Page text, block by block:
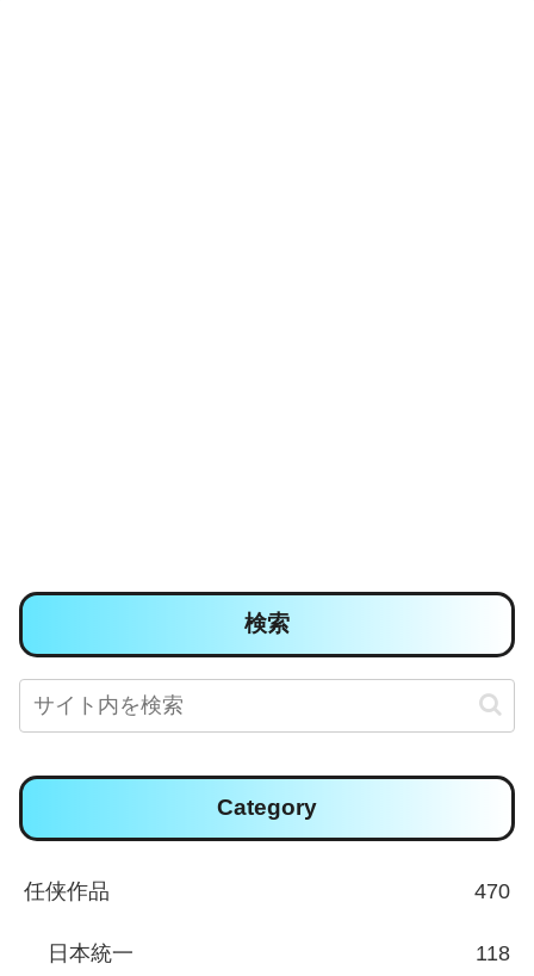
検索
Category
任侠作品 470
日本統一 118